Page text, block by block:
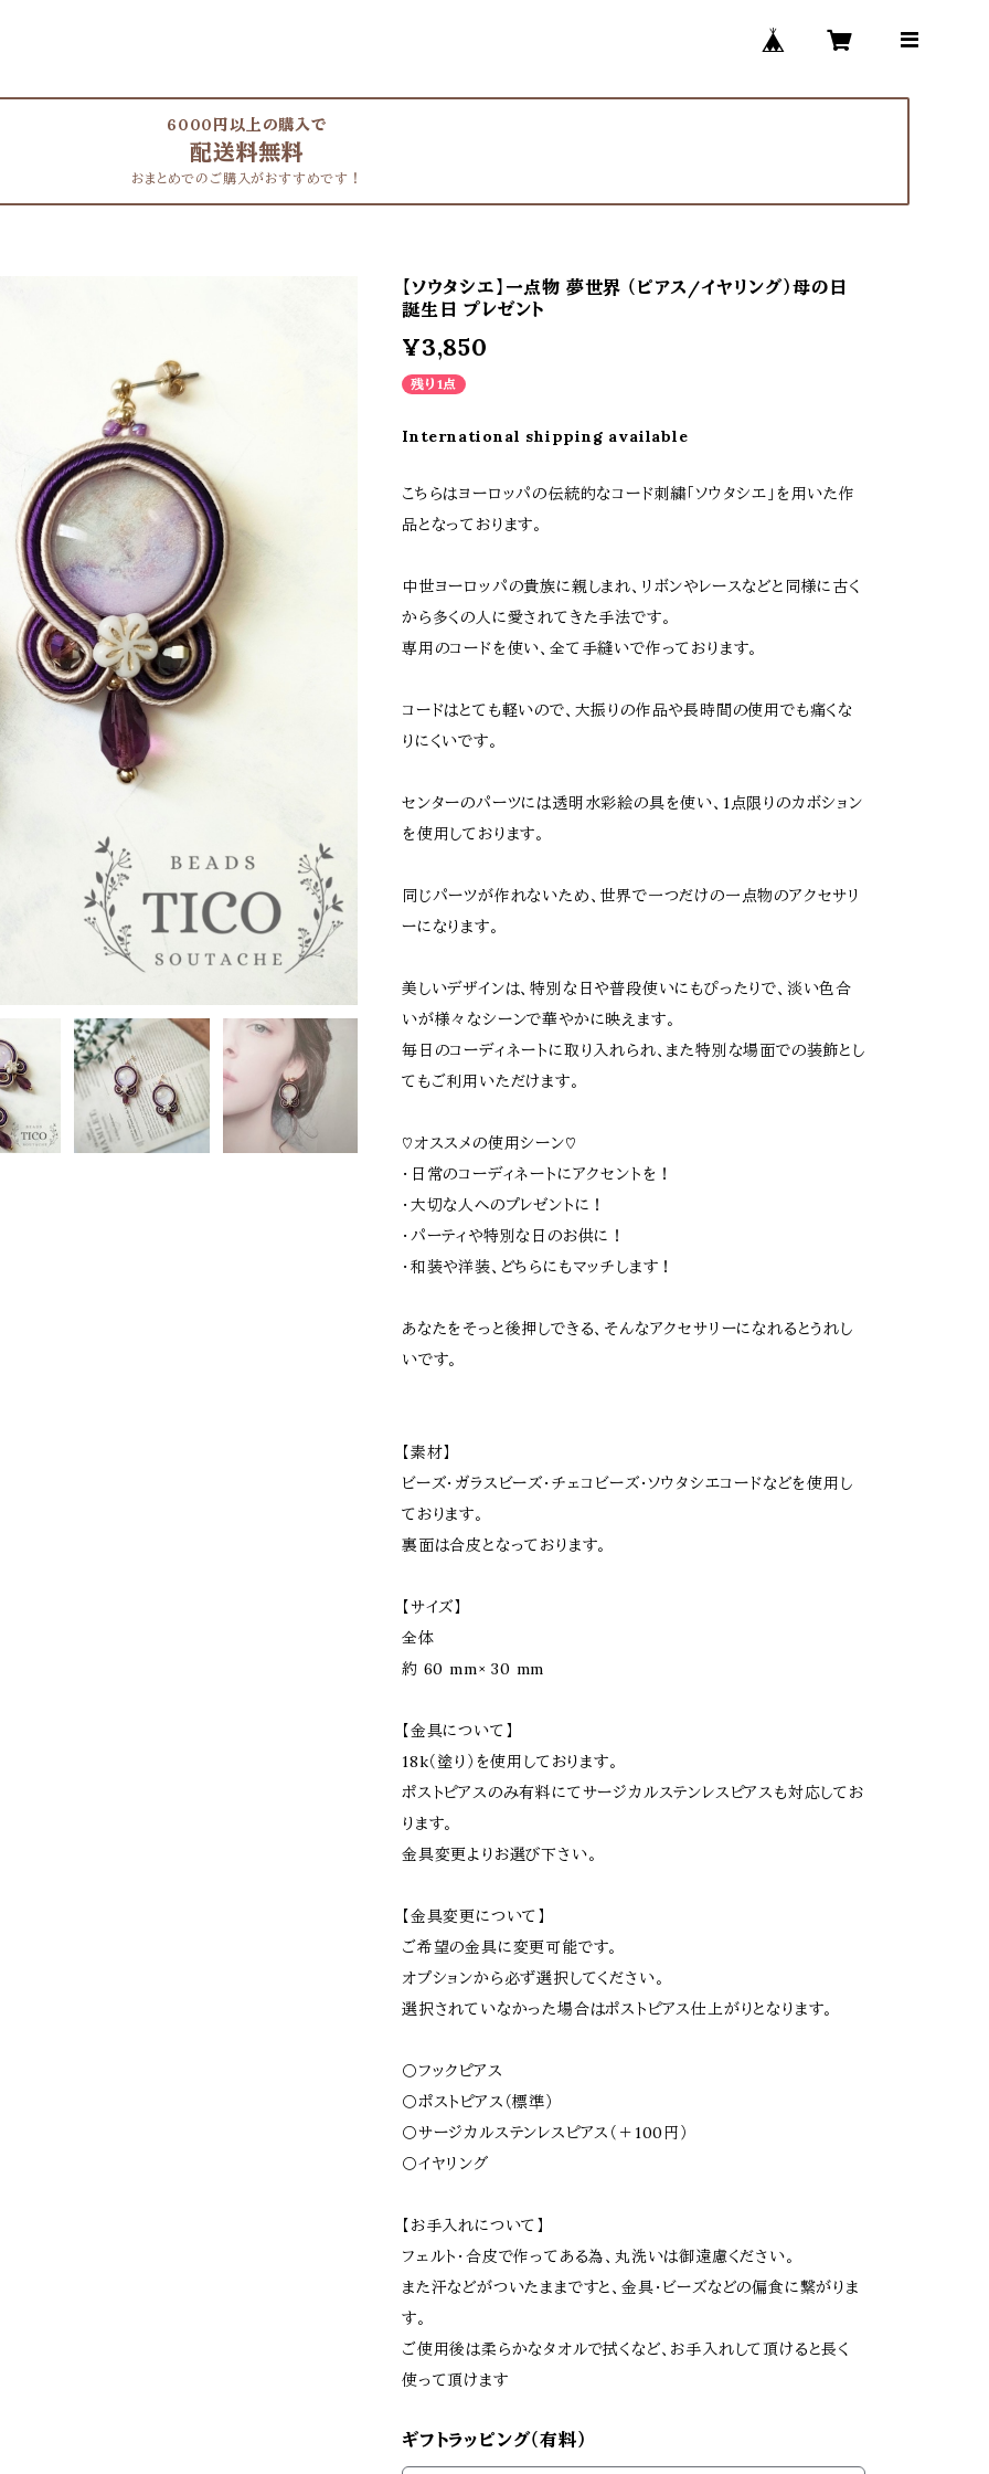
6000円以上の購入で
配送料無料
おまとめでのご購入がおすすめです！
【ソウタシエ】一点物 夢世界 （ピアス/イヤリング）母の日
誕生日 プレゼント
¥3,850
残り1点
International shipping available
こちらはヨーロッパの伝統的なコード刺繍「ソウタシエ」を用いた作
品となっております。
中世ヨーロッパの貴族に親しまれ、リボンやレースなどと同様に古く
から多くの人に愛されてきた手法です。
専用のコードを使い、全て手縫いで作っております。
コードはとても軽いので、大振りの作品や長時間の使用でも痛くな
りにくいです。
センターのパーツには透明水彩絵の具を使い、1点限りのカボション
を使用しております。
同じパーツが作れないため、世界で一つだけの一点物のアクセサリ
ーになります。
美しいデザインは、特別な日や普段使いにもぴったりで、淡い色合
いが様々なシーンで華やかに映えます。
毎日のコーディネートに取り入れられ、また特別な場面での装飾とし
てもご利用いただけます。
♡オススメの使用シーン♡
・日常のコーディネートにアクセントを！
・大切な人へのプレゼントに！
・パーティや特別な日のお供に！
・和装や洋装、どちらにもマッチします！
あなたをそっと後押しできる、そんなアクセサリーになれるとうれし
いです。
【素材】
ビーズ･ガラスビーズ･チェコビーズ･ソウタシエコードなどを使用し
ております。
裏面は合皮となっております。
【サイズ】
全体
約 60 mm× 30 mm
【金具について】
18k（塗り）を使用しております。
ポストピアスのみ有料にてサージカルステンレスピアスも対応してお
ります。
金具変更よりお選び下さい。
【金具変更について】
ご希望の金具に変更可能です。
オプションから必ず選択してください。
選択されていなかった場合はポストピアス仕上がりとなります。
〇フックピアス
〇ポストピアス（標準）
〇サージカルステンレスピアス（＋100円）
〇イヤリング
【お手入れについて】
フェルト･合皮で作ってある為、丸洗いは御遠慮ください。
また汗などがついたままですと、金具･ビーズなどの偏食に繋がりま
す。
ご使用後は柔らかなタオルで拭くなど、お手入れして頂けると長く
使って頂けます
ギフトラッピング（有料）